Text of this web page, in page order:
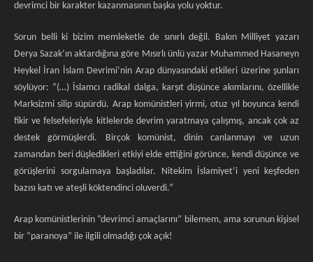
devrimci bir karakter kazanmasının başka yolu yoktur.
Sorun belli ki bizim memleketle de sınırlı değil. Bakın Milliyet yazarı
Derya Sazak’ın aktardığına göre Mısırlı ünlü yazar Muhammed Hasaneyn
Heykel İran İslam Devrimi’nin Arap dünyasındaki etkileri üzerine şunları
söylüyor: “(…) İslamcı radikal dalga, karşıt düşünce akımlarını, özellikle
Marksizmi silip süpürdü. Arap komünistleri yirmi, otuz yıl boyunca kendi
fikir ve felsefeleriyle kitlelerde devrim yaratmaya çalışmış, ancak çok az
destek görmüşlerdi. Birçok komünist, dinin canlanmayı ve uzun
zamandan beri düşledikleri etkiyi elde ettiğini görünce, kendi düşünce ve
görüşlerini sorgulamaya başladılar. Nitekim İslamiyet’i yeni keşfeden
bazısı katı ve ateşli köktendinci oluverdi.”
Arap komünistlerinin “devrimci amaçlarını” bilemem, ama sorunun kişisel
bir “paranoya” ile ilgili olmadığı çok açık!